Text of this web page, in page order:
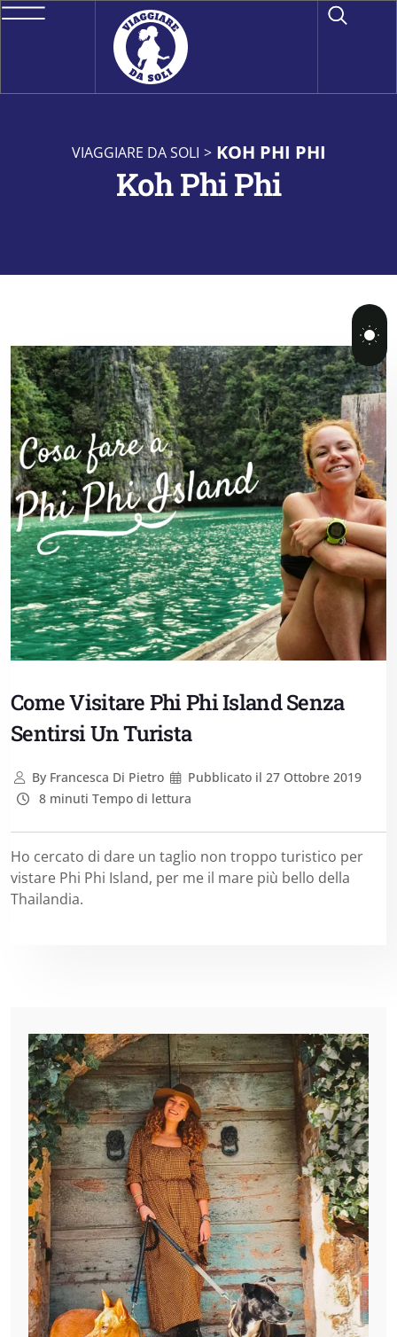
VIAGGIARE DA SOLI > KOH PHI PHI
Koh Phi Phi
Come Visitare Phi Phi Island Senza
Sentirsi Un Turista
ByFrancesca Di Pietro Pubblicato il 27 Ottobre 2019
8 minuti Tempo di lettura
Ho cercato di dare un taglio non troppo turistico per
vistare Phi Phi Island, per me il mare più bello della
Thailandia.